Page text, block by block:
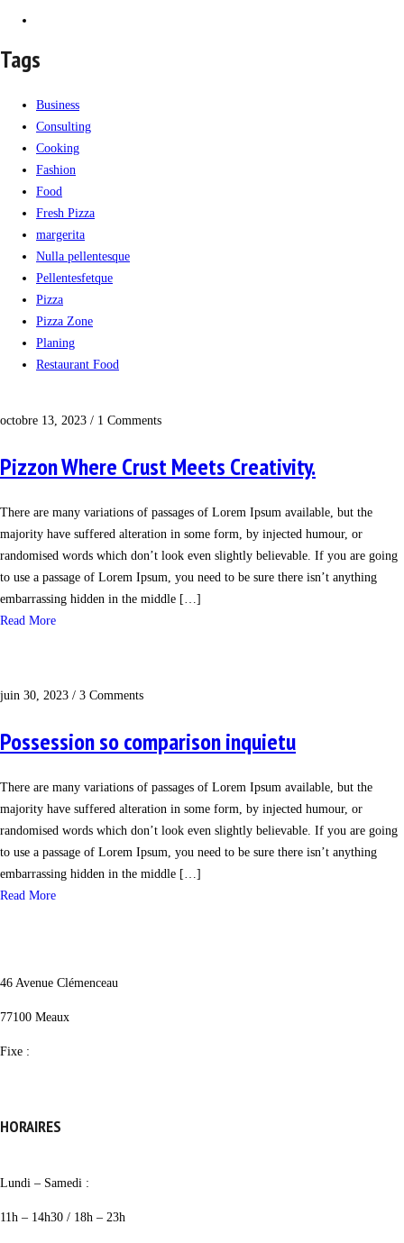
Tags
Business
Consulting
Cooking
Fashion
Food
Fresh Pizza
margerita
Nulla pellentesque
Pellentesfetque
Pizza
Pizza Zone
Planing
Restaurant Food
octobre 13, 2023 / 1 Comments
Pizzon Where Crust Meets Creativity.
There are many variations of passages of Lorem Ipsum available, but the
majority have suffered alteration in some form, by injected humour, or
randomised words which don’t look even slightly believable. If you are going
to use a passage of Lorem Ipsum, you need to be sure there isn’t anything
embarrassing hidden in the middle […]
Read More
juin 30, 2023 / 3 Comments
Possession so comparison inquietu
There are many variations of passages of Lorem Ipsum available, but the
majority have suffered alteration in some form, by injected humour, or
randomised words which don’t look even slightly believable. If you are going
to use a passage of Lorem Ipsum, you need to be sure there isn’t anything
embarrassing hidden in the middle […]
Read More
46 Avenue Clémenceau
77100 Meaux
Fixe :
HORAIRES
Lundi – Samedi :
11h – 14h30 / 18h – 23h